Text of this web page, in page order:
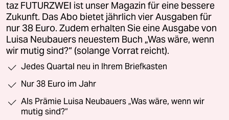
taz FUTURZWEI ist unser Magazin für eine bessere
Zukunft. Das Abo bietet jährlich vier Ausgaben für
nur 38 Euro. Zudem erhalten Sie eine Ausgabe von
Luisa Neubauers neuestem Buch „Was wäre, wenn
wir mutig sind?“ (solange Vorrat reicht).
Jedes Quartal neu in Ihrem Briefkasten
Nur 38 Euro im Jahr
Als Prämie Luisa Neubauers „Was wäre, wenn wir
mutig sind?“